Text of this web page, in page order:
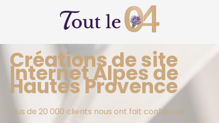
Créations de site
Internet Alpes de
Hautes Provence
Plus de 20 000 clients nous ont fait confiance!